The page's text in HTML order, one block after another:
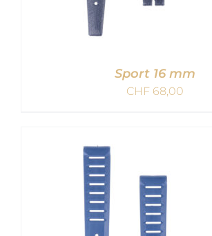
IN DEN WARENKORB
DETAILS
Sport 16 mm
CHF68,00